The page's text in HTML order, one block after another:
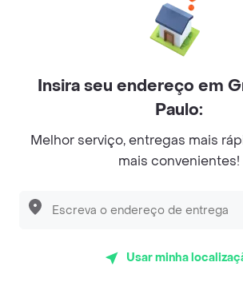
Suco com tamanho à sua escolha.
Suco Natural de Limão
R$ 13,99
Insira seu endereço em
Paulo:
Melhor serviço, entregas mais
mais convenientes!
Usar minha